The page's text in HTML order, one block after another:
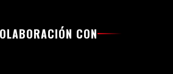
CON